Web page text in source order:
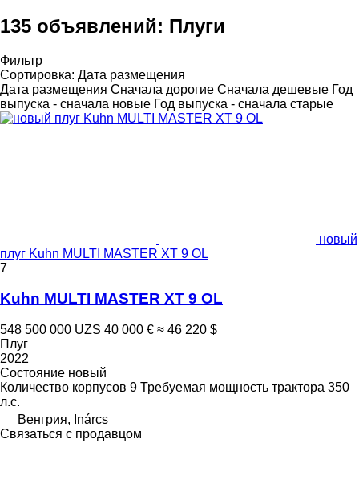
135 объявлений: Плуги
Фильтр
Сортировка: Дата размещения
Дата размещения Сначала дорогие Сначала дешевые Год
выпуска - сначала новые Год выпуска - сначала старые
новый
плуг Kuhn MULTI MASTER XT 9 OL
7
Kuhn MULTI MASTER XT 9 OL
548 500 000 UZS 40 000 € ≈ 46 220 $
Плуг
2022
Состояние новый
Количество корпусов 9 Требуемая мощность трактора 350
л.с.
Венгрия, Inárcs
Связаться с продавцом